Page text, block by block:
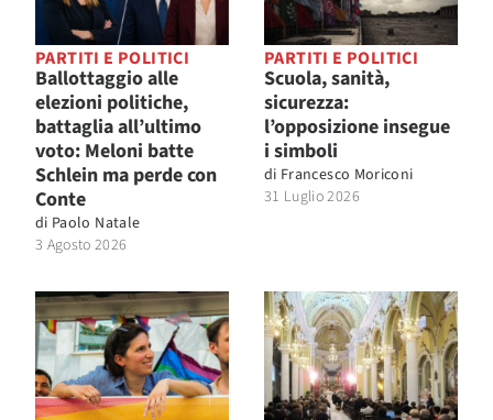
PARTITI E POLITICI
Ballottaggio alle
elezioni politiche,
battaglia all’ultimo
voto: Meloni batte
Schlein ma perde con
Conte
di Paolo Natale
3 Agosto 2026
PARTITI E POLITICI
Scuola, sanità,
sicurezza:
l’opposizione insegue
i simboli
di Francesco Moriconi
31 Luglio 2026